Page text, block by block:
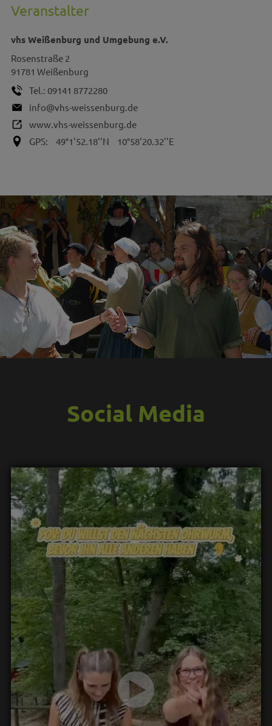
Veranstalter
vhs Weißenburg und Umgebung e.V.
Rosenstraße 2
91781 Weißenburg
Tel.: 09141 8772280
info@vhs-weissenburg.de
www.vhs-weissenburg.de
GPS:
49°1'52.18''N 10°58'20.32''E
Social Media